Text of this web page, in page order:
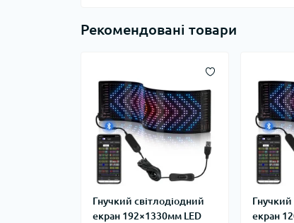
Рекомендовані товари
Гнучкий світлодіодний
екран 192×1330мм LED
Гнучкий
екран